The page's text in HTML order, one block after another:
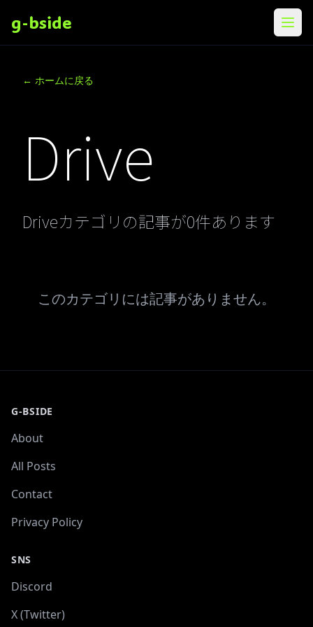
g-bside メニ
← ホームに戻る
Drive
Driveカテゴリの記事が0件あります
このカテゴリには記事がありません。
G-BSIDE
About
All Posts
Contact
Privacy Policy
SNS
Discord
X (Twitter)